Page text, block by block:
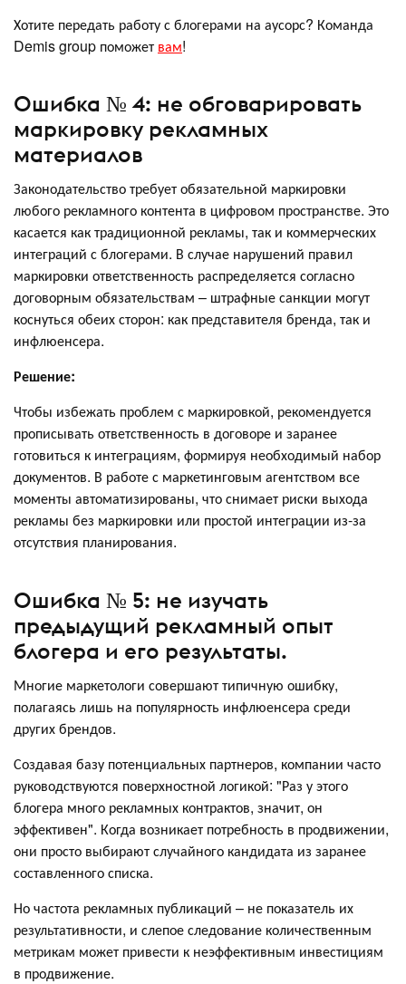
Хотите передать работу с блогерами на аусорс? Команда
Demis group поможет вам!
Ошибка № 4: не обговарировать
маркировку рекламных
материалов
Законодательство требует обязательной маркировки
любого рекламного контента в цифровом пространстве. Это
касается как традиционной рекламы, так и коммерческих
интеграций с блогерами. В случае нарушений правил
маркировки ответственность распределяется согласно
договорным обязательствам – штрафные санкции могут
коснуться обеих сторон: как представителя бренда, так и
инфлюенсера.
Решение:
Чтобы избежать проблем с маркировкой, рекомендуется
прописывать ответственность в договоре и заранее
готовиться к интеграциям, формируя необходимый набор
документов. В работе с маркетинговым агентством все
моменты автоматизированы, что снимает риски выхода
рекламы без маркировки или простой интеграции из-за
отсутствия планирования.
Ошибка № 5: не изучать
предыдущий рекламный опыт
блогера и его результаты.
Многие маркетологи совершают типичную ошибку,
полагаясь лишь на популярность инфлюенсера среди
других брендов.
Создавая базу потенциальных партнеров, компании часто
руководствуются поверхностной логикой: "Раз у этого
блогера много рекламных контрактов, значит, он
эффективен". Когда возникает потребность в продвижении,
они просто выбирают случайного кандидата из заранее
составленного списка.
Но частота рекламных публикаций – не показатель их
результативности, и слепое следование количественным
метрикам может привести к неэффективным инвестициям
в продвижение.